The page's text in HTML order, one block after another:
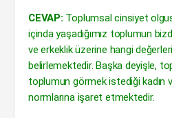
CEVAP: Toplumsal cinsiyet
içinda yaşadığımız toplumun
ve erkeklik üzerine hangi
belirlemektedir. Başka deyişle,
toplumun görmek istediği kadın
normlarına işaret etmektedir.